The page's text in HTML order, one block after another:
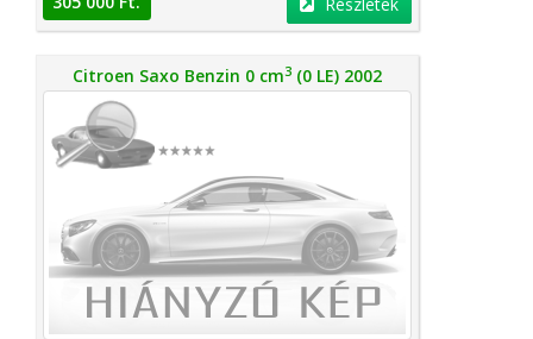
Citroen Saxo Benzin 0 cm3 (0 LE) 2002